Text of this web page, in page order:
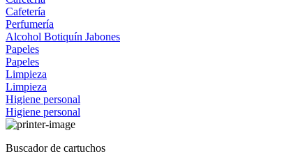
Cafetería
Perfumería
Alcohol Botiquín Jabones
Papeles
Papeles
Limpieza
Limpieza
Higiene personal
Higiene personal
Buscador de cartuchos